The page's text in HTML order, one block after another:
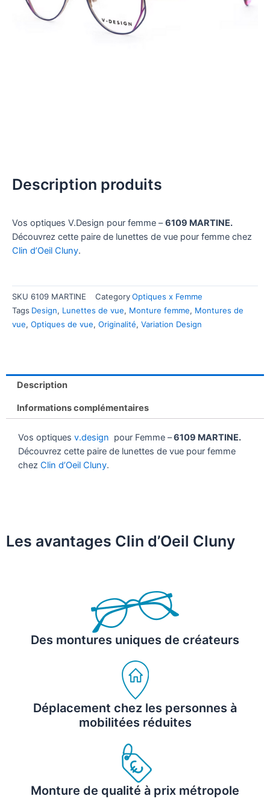
Description produits
Vos optiques V.Design pour femme –6109 MARTINE.
Découvrez cette paire de lunettes de vue pour femme chez
Clin d’Oeil Cluny.
SKU 6109 MARTINE CategoryOptiques x Femme
Tags Design, Lunettes de vue, Monture femme, Montures de
vue, Optiques de vue, Originalité, Variation Design
Description
Informations complémentaires
Vos optiques v.design pour Femme –6109 MARTINE.
Découvrez cette paire de lunettes de vue pour femme
chez Clin d’Oeil Cluny.
Les avantages Clin d’Oeil Cluny
Des montures uniques de créateurs
Déplacement chez les personnes à
mobilitées réduites
Monture de qualité à prix métropole